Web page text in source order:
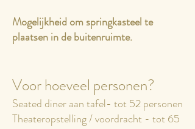
Mogelijkheid om springkasteel te
plaatsen in de buitenruimte.
Voor hoeveel personen?
Seated diner aan tafel- tot 52 personen
Theateropstelling / voordracht - tot 65